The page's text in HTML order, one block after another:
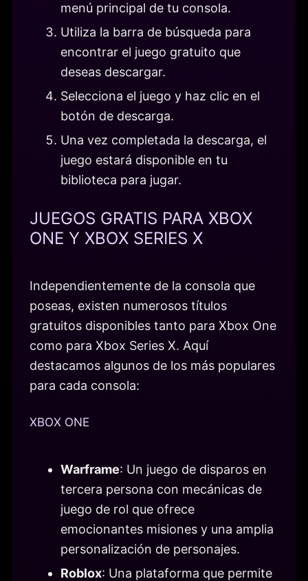
menú principal de tu consola.
Utiliza la barra de búsqueda para
encontrar el juego gratuito que
deseas descargar.
Selecciona el juego y haz clic en el
botón de descarga.
Una vez completada la descarga, el
juego estará disponible en tu
biblioteca para jugar.
JUEGOS GRATIS PARA XBOX
ONE Y XBOX SERIES X
Independientemente de la consola que
poseas, existen numerosos títulos
gratuitos disponibles tanto para Xbox One
como para Xbox Series X. Aquí
destacamos algunos de los más populares
para cada consola:
XBOX ONE
Warframe: Un juego de disparos en
tercera persona con mecánicas de
juego de rol que ofrece
emocionantes misiones y una amplia
personalización de personajes.
Roblox: Una plataforma que permite